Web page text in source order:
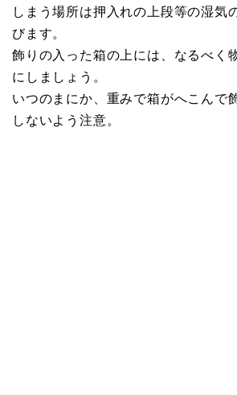
しまう場所は押入れの上段等の湿気
びます。
飾りの入った箱の上には、なるべく
にしましょう。
いつのまにか、重みで箱がへこんで
しないよう注意。